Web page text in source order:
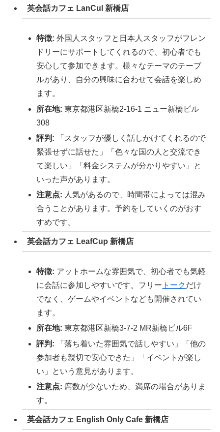
英会話カフェ LanCul 新橋店
特徴: 外国人スタッフと日本人スタッフがフレン
ドリーにサポートしてくれるので、初心者でも
安心して参加できます。様々なテーマのテーブ
ルがあり、自分の興味に合わせて会話を楽しめ
ます。
所在地: 東京都港区新橋2-16-1 ニュー新橋ビル
308
評判: 「スタッフが優しく話しかけてくれるので
緊張せずに話せた」「色々な国の人と交流でき
て楽しい」「料金システムが分かりやすい」と
いった声があります。
注意点: 人気があるので、時間帯によっては混み
合うことがあります。予約をしていくのがおす
すめです。
英会話カフェ LeafCup 新橋店
特徴: アットホームな雰囲気で、初心者でも気軽
に会話に参加しやすいです。フリー トークだけ
でなく、ゲームやイベントなども開催されてい
ます。
所在地: 東京都港区新橋3-7-2 MR新橋ビル6F
評判: 「落ち着いた雰囲気で話しやすい」「他の
参加者も親切で安心できた」「イベントが楽し
い」という意見があります。
注意点: 席数が少ないため、満席の場合がありま
す。
英会話カフェ English Only Cafe 新橋店